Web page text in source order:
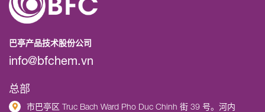
巴亭产品技术股份公司
info@bfchem.vn
总部
市巴亭区 Truc Bach Ward Pho Duc Chinh 街 39 号。河内